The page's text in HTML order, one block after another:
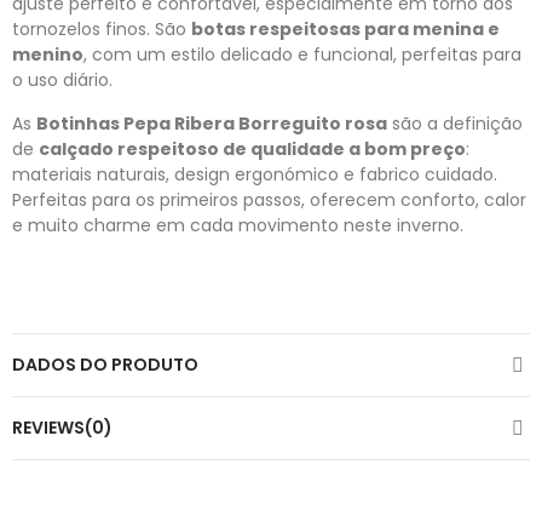
tornozelos finos. São botas respeitosas para menina e
menino, com um estilo delicado e funcional, perfeitas para
o uso diário.
As Botinhas Pepa Ribera Borreguito rosa são a definição
de calçado respeitoso de qualidade a bom preço:
materiais naturais, design ergonómico e fabrico cuidado.
Perfeitas para os primeiros passos, oferecem conforto, calor
e muito charme em cada movimento neste inverno.
DADOS DO PRODUTO
REVIEWS(0)